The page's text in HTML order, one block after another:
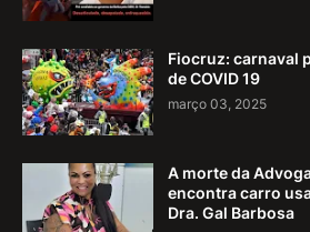
Fiocruz: carnaval
de COVID 19
março 03, 2025
A morte da
encontra carro
Dra. Gal Barbosa